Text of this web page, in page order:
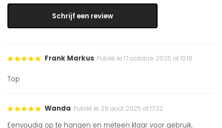
Schrijf een review
Frank Markus Publié le 17 octobre 2025 at 10:18
Top
Wanda Publié le 29 août 2025 at 17:32
Eenvoudig op te hangen en meteen klaar voor gebruik.